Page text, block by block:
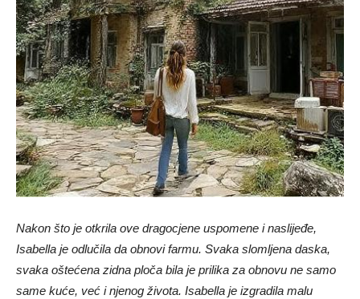
Nakon što je otkrila ove dragocjene uspomene i naslijeđe,
Isabella je odlučila da obnovi farmu. Svaka slomljena daska,
svaka oštećena zidna ploča bila je prilika za obnovu ne samo
same kuće, već i njenog života. Isabella je izgradila malu